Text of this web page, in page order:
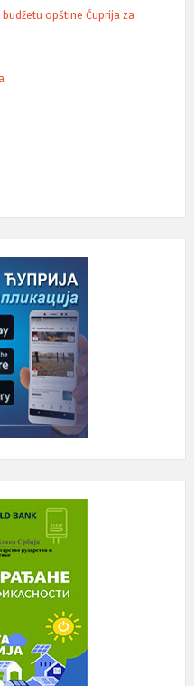
opštine Ćuprija za